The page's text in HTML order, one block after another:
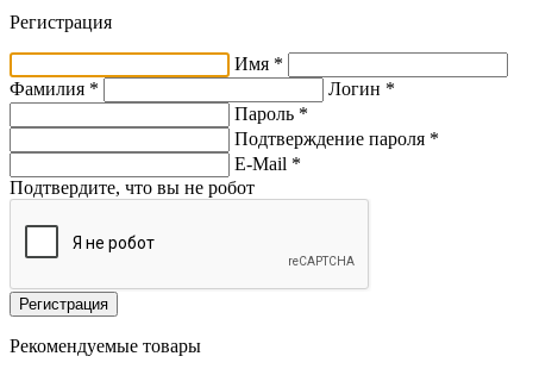
Регистрация
Имя *
Фамилия *
Логин *
Пароль *
Подтверждение пароля *
E-Mail *
Подтвердите, что вы не робот
Регистрация
Рекомендуемые товары